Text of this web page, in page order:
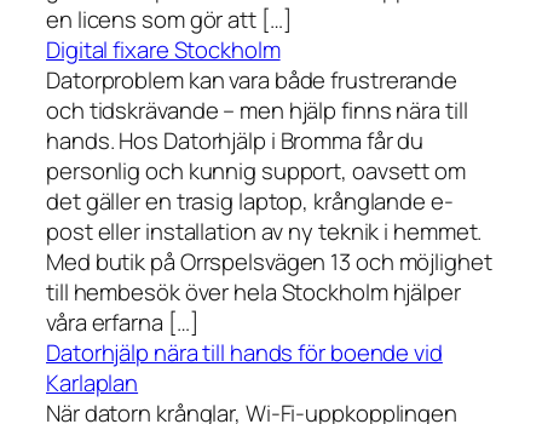
en licens som gör att […]
Digital fixare Stockholm
Datorproblem kan vara både frustrerande
och tidskrävande – men hjälp finns nära till
hands. Hos Datorhjälp i Bromma får du
personlig och kunnig support, oavsett om
det gäller en trasig laptop, krånglande e-
post eller installation av ny teknik i hemmet.
Med butik på Orrspelsvägen 13 och möjlighet
till hembesök över hela Stockholm hjälper
våra erfarna […]
Datorhjälp nära till hands för boende vid
Karlaplan
När datorn krånglar, Wi-Fi-uppkopplingen